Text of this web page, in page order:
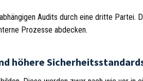
Audits durch eine dritte Partei.
Prozesse abdecken.
höhere